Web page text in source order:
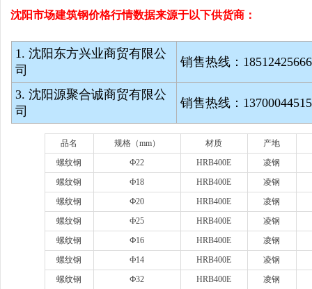
沈阳市场建筑钢价格行情数据来源于以下供货商：
1. 沈阳东方兴业商贸有限公
司
销售热线： 18512425666
3. 沈阳源聚合诚商贸有限公
司
销售热线： 13700044515
品名 规格（mm） 材质
产地
螺纹钢
Ф22 HRB400E
凌钢
螺纹钢
Ф18 HRB400E
凌钢
螺纹钢
Ф20 HRB400E
凌钢
螺纹钢
Ф25 HRB400E
凌钢
螺纹钢
Ф16 HRB400E
凌钢
螺纹钢
Ф14 HRB400E
凌钢
螺纹钢
Ф32 HRB400E
凌钢